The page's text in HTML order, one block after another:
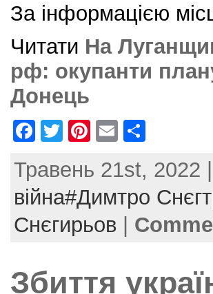
За інформацією
Читати На
рф: окупанти
Донець
F
c
e
b
k
T
itt
er
Pi
er
e
st
E
ai
l
ar
e
Травень 21st, 2022
війна#Димтро
Снєгирьов
Збиття